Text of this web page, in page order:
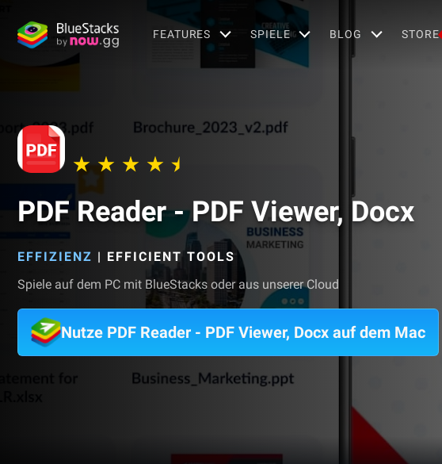
FEATURES SPIELE BLOG STORE
PDF Reader - PDF Viewer, Docx
EFFIZIENZ | EFFICIENT TOOLS
Spiele auf dem PC mit BlueStacks oder aus unserer Cloud
Nutze PDF Reader - PDF Viewer, Docx auf dem Mac